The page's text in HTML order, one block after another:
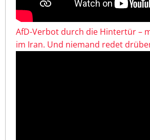
AfD-Verbot durch die Hintertür –
im Iran. Und niemand redet